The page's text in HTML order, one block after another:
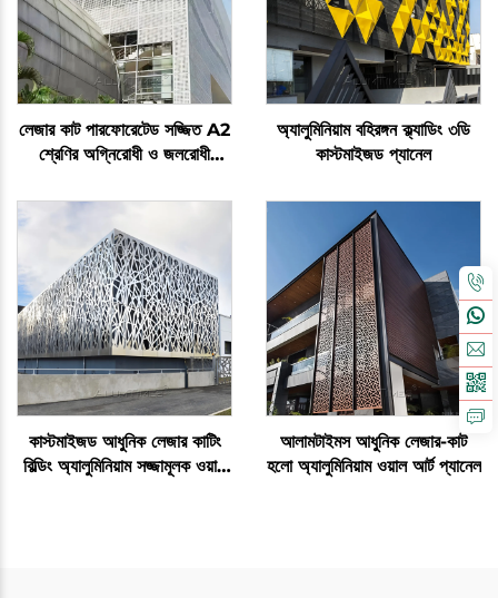
লেজার কাট পারফোরেটেড সজ্জিত A2
শ্রেণির অগ্নিরোধী ও জলরোধী
অ্যালুমিনিয়াম বহিরঙ্গন ক্ল্যাডিং ৩ডি
কাস্টমাইজড প্যানেল
কাস্টমাইজড আধুনিক লেজার কাটিং
বিল্ডিং অ্যালুমিনিয়াম সজ্জামূলক ওয়াল
আলামটাইমস আধুনিক লেজার-কাট
হলো অ্যালুমিনিয়াম ওয়াল আর্ট প্যানেল